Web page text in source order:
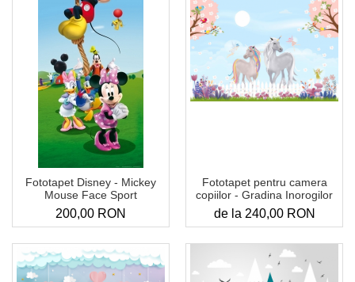
Fototapet Disney - Mickey
Mouse Face Sport
200,00 RON
Fototapet pentru camera
copiilor - Gradina Inorogilor
de la 240,00 RON